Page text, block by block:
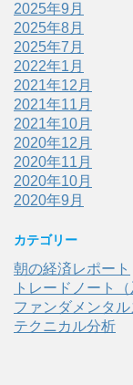
2025年9月
2025年8月
2025年7月
2022年1月
2021年12月
2021年11月
2021年10月
2020年12月
2020年11月
2020年10月
2020年9月
カテゴリー
朝の経済レポート
トレードノート
ファンダメンタル
テクニカル分析